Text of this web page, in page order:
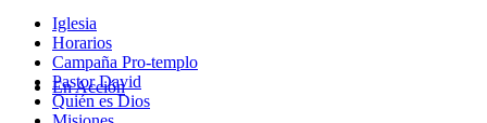
En Acción
Iglesia
Horarios
Campaña Pro-templo
Pastor David
Quién es Dios